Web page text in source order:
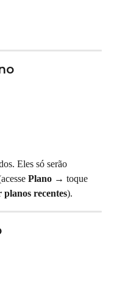
Eles só serão
Plano → toque
planos recentes).